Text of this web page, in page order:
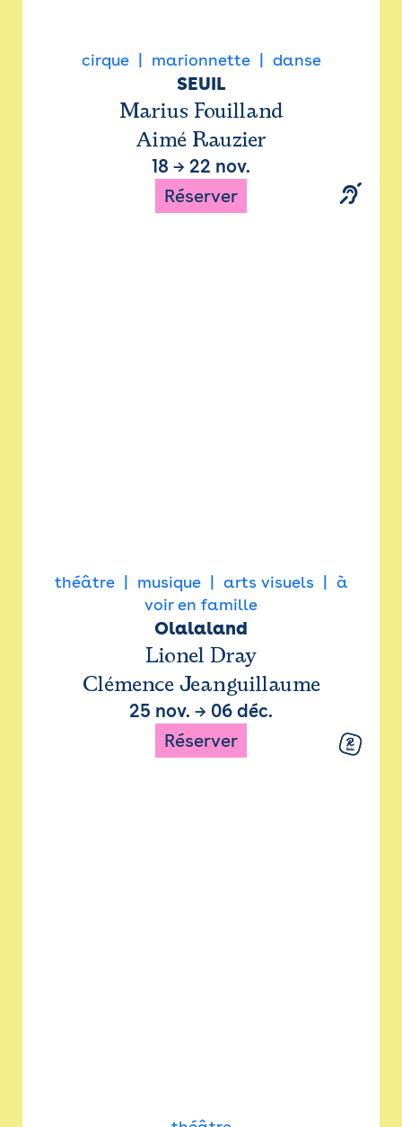
cirque marionnette danse
SEUIL
Marius Fouilland
Aimé Rauzier
18 → 22 nov.
Réserver
théâtre musique arts visuels
à
voir en famille
Olalaland
Lionel Dray
Clémence Jeanguillaume
25 nov. → 06 déc.
Réserver